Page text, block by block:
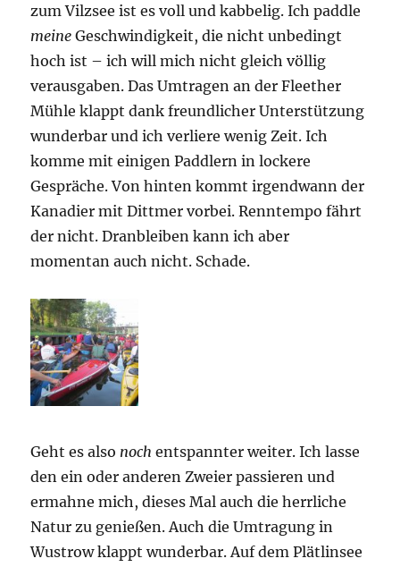
zum Vilzsee ist es voll und kabbelig. Ich paddle
meine Geschwindigkeit, die nicht unbedingt
hoch ist – ich will mich nicht gleich völlig
verausgaben. Das Umtragen an der Fleether
Mühle klappt dank freundlicher Unterstützung
wunderbar und ich verliere wenig Zeit. Ich
komme mit einigen Paddlern in lockere
Gespräche. Von hinten kommt irgendwann der
Kanadier mit Dittmer vorbei. Renntempo fährt
der nicht. Dranbleiben kann ich aber
momentan auch nicht. Schade.
Geht es also noch entspannter weiter. Ich lasse
den ein oder anderen Zweier passieren und
ermahne mich, dieses Mal auch die herrliche
Natur zu genießen. Auch die Umtragung in
Wustrow klappt wunderbar. Auf dem Plätlinsee